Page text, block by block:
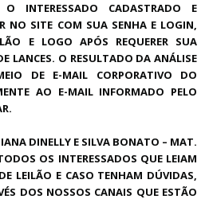
O INTERESSADO CADASTRADO E
NO SITE COM SUA SENHA E LOGIN,
E LOGO APÓS REQUERER SUA
LANCES. O RESULTADO DA ANÁLISE
DE E-MAIL CORPORATIVO DO
AO E-MAIL INFORMADO PELO
DINELLY E SILVA BONATO – MAT.
OS INTERESSADOS QUE LEIAM
LEILÃO E CASO TENHAM DÚVIDAS,
DOS NOSSOS CANAIS QUE ESTÃO